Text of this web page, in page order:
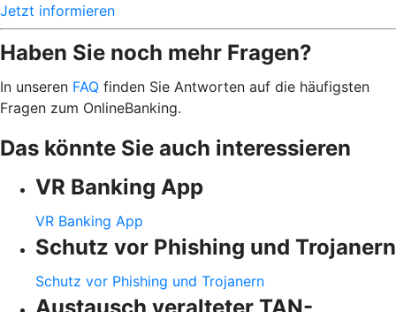
Jetzt informieren
Haben Sie noch mehr Fragen?
In unseren FAQ finden Sie Antworten auf die häufigsten
Fragen zum OnlineBanking.
Das könnte Sie auch interessieren
VR Banking App
VR Banking App
Schutz vor Phishing und Trojanern
Schutz vor Phishing und Trojanern
Austausch veralteter TAN-